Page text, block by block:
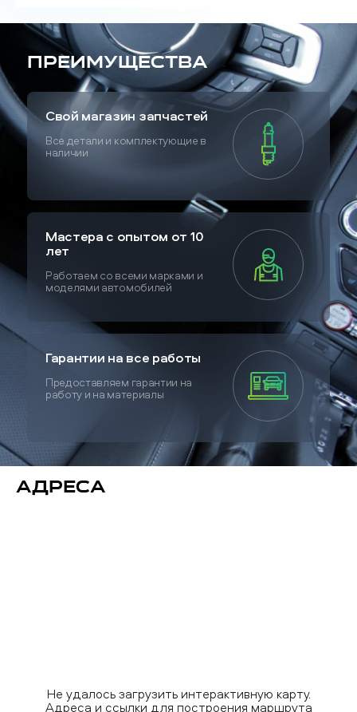
Преимущества
Свой магазин запчастей
Все детали и комплектующие в
наличии
Мастера с опытом от 10
лет
Работаем со всеми марками и
моделями автомобилей
Гарантии на все работы
Предоставляем гарантии на
работу и на материалы
Адреса
Не удалось загрузить интерактивную карту.
Адреса и ссылки для построения маршрута